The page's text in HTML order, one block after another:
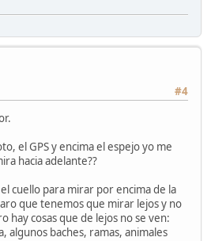
#4
el GPS y encima el espejo yo me
hacia adelante??
cuello para mirar por encima de la
que tenemos que mirar lejos y no
hay cosas que de lejos no se ven:
algunos baches, ramas, animales